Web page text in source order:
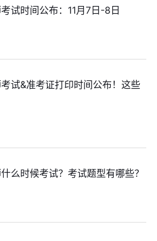
试时间公布：11月7日-8日
试&准考证打印时间公布！这些
么时候考试？考试题型有哪些？